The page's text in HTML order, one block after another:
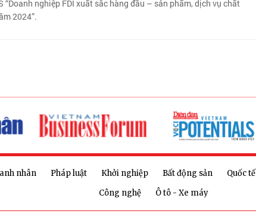
nghiệp FDI xuất sắc hàng đầu – sản phẩm, dịch vụ chất
2024”.
nhân Pháp luật Khởi nghiệp Bất động sản Quốc tế
Công nghệ
Ô tô - Xe máy